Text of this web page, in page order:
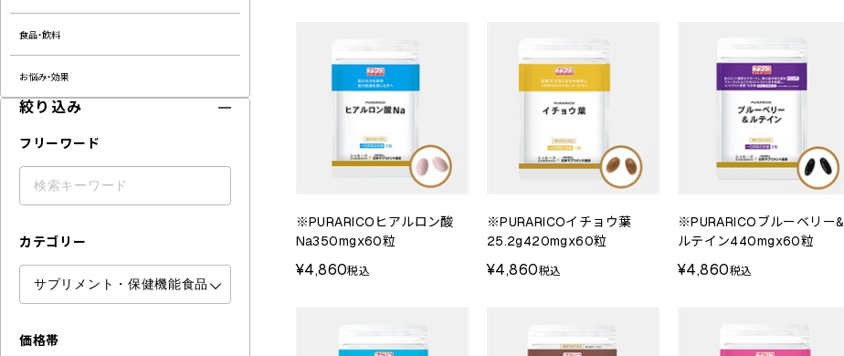
食品・飲料
お悩み・効果
絞り込み
フリーワード
カテゴリー
価格帯
※PURARICOヒアルロン酸
Na350mgx60粒
¥4,860税込
※PURARICOイチョウ葉
25.2g420mgx60粒
¥4,860税込
※PURARICOブルーベリー&
ルテイン440mgx60粒
¥4,860税込